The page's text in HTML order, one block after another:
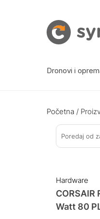
Dronovi i
Početna /
Poredaj od
Hardware
Watt 80